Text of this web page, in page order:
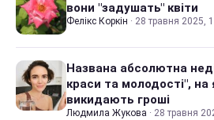
вони "задушать" квіти
Фелікс Коркін · 28 травня 2025,
Названа абсолютна
краси та молодості", на
викидають гроші
Людмила Жукова · 28 травня